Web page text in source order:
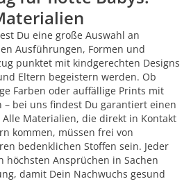
Du eine große Auswahl an
Ausführungen, Formen und
punktet mit kindgerechten Designs
Eltern begeistern werden. Ob
Farben oder auffällige Prints mit
– bei uns findest Du garantiert einen
Alle Materialien, die direkt in Kontakt
kommen, müssen frei von
bedenklichen Stoffen sein. Jeder
höchsten Ansprüchen in Sachen
damit Dein Nachwuchs gesund